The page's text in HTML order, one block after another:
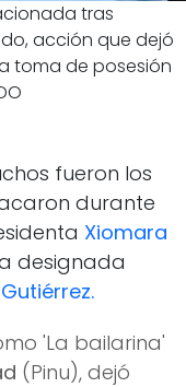
tras
acción que dejó
toma de posesión
fueron los
durante
Xiomara
designada
'La bailarina'
(Pinu), dejó